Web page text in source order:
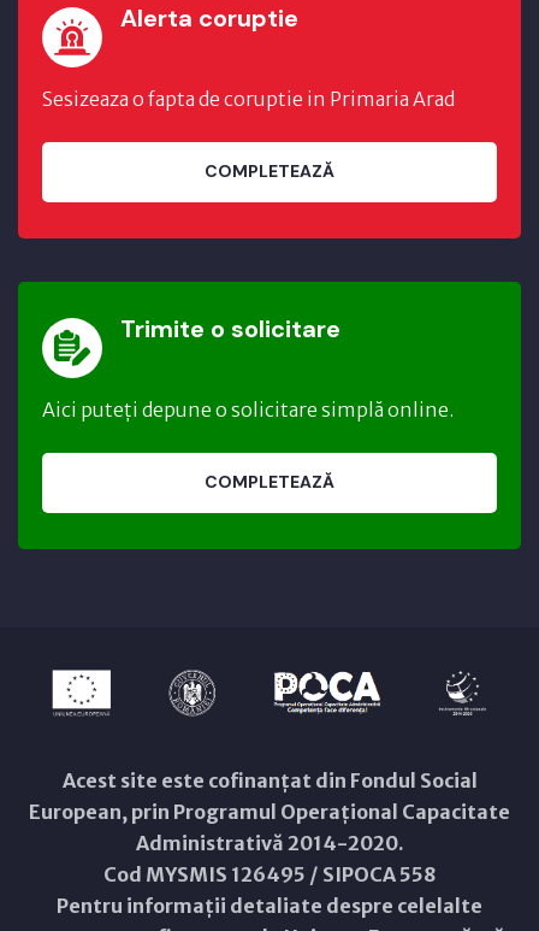
Alerta coruptie
Sesizeaza o fapta de coruptie in Primaria Arad
COMPLETEAZĂ
Trimite o solicitare
Aici puteți depune o solicitare simplă online.
COMPLETEAZĂ
Acest site este cofinanțat din Fondul Social
European, prin Programul Operațional Capacitate
Administrativă 2014-2020.
Cod MYSMIS 126495 / SIPOCA 558
Pentru informații detaliate despre celelalte